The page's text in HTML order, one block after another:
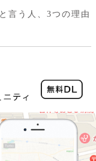
言う人、3つの理由